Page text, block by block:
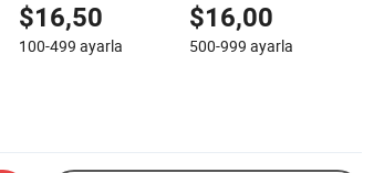
$16,50
100-499 ayarla
$16,00
500-999 ayarla